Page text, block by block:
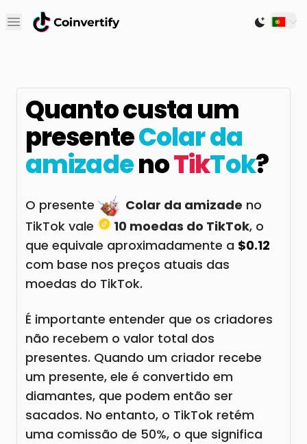
Open main menu Switch
Quanto custa um
presenteColar da
amizadenoTikTok?
O presente Colar da amizade no
TikTok vale
10 moedas do TikTok, o
que equivale aproximadamente a $0.12
com base nos preços atuais das
moedas do TikTok.
É importante entender que os criadores
não recebem o valor total dos
presentes. Quando um criador recebe
um presente, ele é convertido em
diamantes, que podem então ser
sacados. No entanto, o TikTok retém
uma comissão de 50%, o que significa